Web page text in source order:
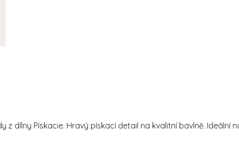
z dílny Pískacie. Hravý pískací detail na kvalitní bavlně. Ideální